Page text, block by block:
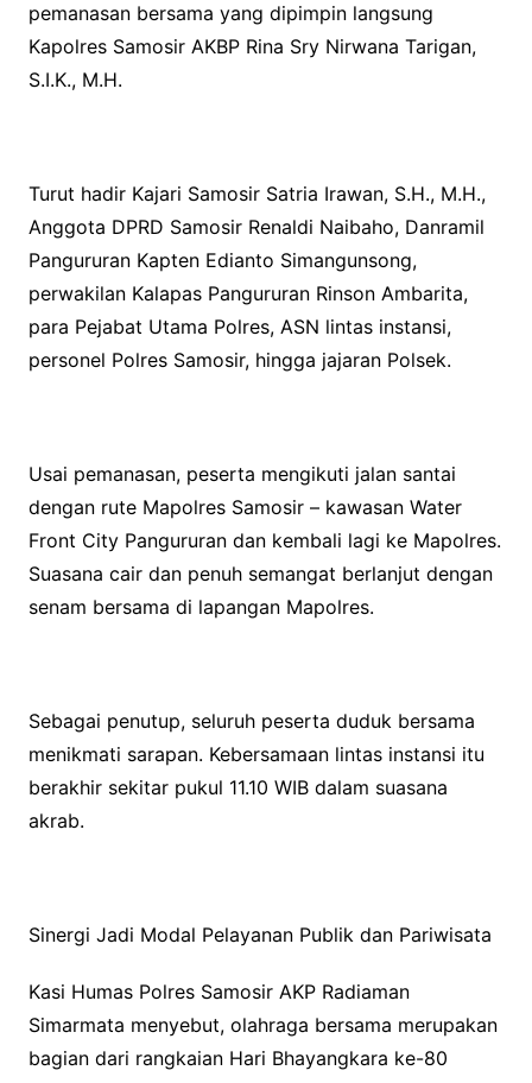
pemanasan bersama yang dipimpin langsung
Kapolres Samosir AKBP Rina Sry Nirwana Tarigan,
S.I.K., M.H.
Turut hadir Kajari Samosir Satria Irawan, S.H., M.H.,
Anggota DPRD Samosir Renaldi Naibaho, Danramil
Pangururan Kapten Edianto Simangunsong,
perwakilan Kalapas Pangururan Rinson Ambarita,
para Pejabat Utama Polres, ASN lintas instansi,
personel Polres Samosir, hingga jajaran Polsek.
Usai pemanasan, peserta mengikuti jalan santai
dengan rute Mapolres Samosir – kawasan Water
Front City Pangururan dan kembali lagi ke Mapolres.
Suasana cair dan penuh semangat berlanjut dengan
senam bersama di lapangan Mapolres.
Sebagai penutup, seluruh peserta duduk bersama
menikmati sarapan. Kebersamaan lintas instansi itu
berakhir sekitar pukul 11.10 WIB dalam suasana
akrab.
Sinergi Jadi Modal Pelayanan Publik dan Pariwisata
Kasi Humas Polres Samosir AKP Radiaman
Simarmata menyebut, olahraga bersama merupakan
bagian dari rangkaian Hari Bhayangkara ke-80